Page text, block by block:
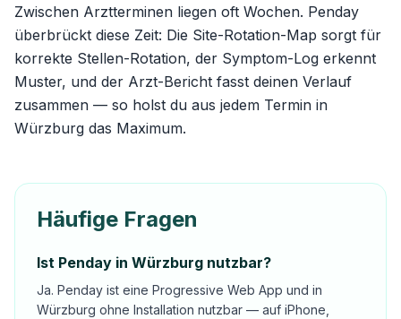
Zwischen Arztterminen liegen oft Wochen. Penday
überbrückt diese Zeit: Die Site-Rotation-Map sorgt für
korrekte Stellen-Rotation, der Symptom-Log erkennt
Muster, und der Arzt-Bericht fasst deinen Verlauf
zusammen — so holst du aus jedem Termin in
Würzburg das Maximum.
Häufige Fragen
Ist Penday in Würzburg nutzbar?
Ja. Penday ist eine Progressive Web App und in
Würzburg ohne Installation nutzbar — auf iPhone,